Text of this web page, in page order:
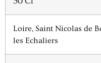
Loire, Saint Nicolas de
les Echaliers